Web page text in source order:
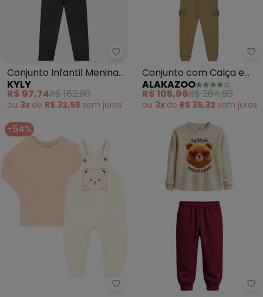
Kyly - Conjunto Infantil Menina
Conjunto Infantil Menina
Estampa (Bege)
KYLY
R$ 97,74R$ 162,90
ou 3x de R$ 32,58 sem juros
Conjunto com Calça e
Jaqueta de Zíper (Bege)
ALAKAZOO
R$ 105,96R$ 264,90
ou 3x de R$ 35,32 sem juros
-54%
Pulla Bulla - Conjunto Moletom